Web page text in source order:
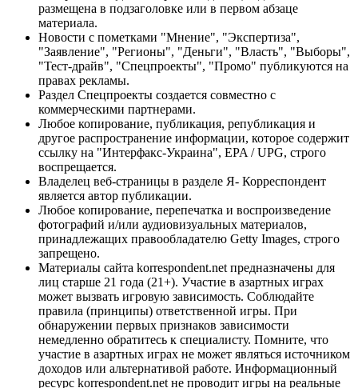
размещена в подзаголовке или в первом абзаце
материала.
Новости с пометками "Мнение", "Экспертиза",
"Заявление", "Регионы", "Деньги", "Власть", "Выборы",
"Тест-драйв", "Спецпроекты", "Промо" публикуются на
правах рекламы.
Раздел Спецпроекты создается совместно с
коммерческими партнерами.
Любое копирование, публикация, републикация и
другое распространение информации, которое содержит
ссылку на "Интерфакс-Украина", EPA / UPG, строго
воспрещается.
Владелец веб-страницы в разделе Я- Корреспондент
является автор публикации.
Любое копирование, перепечатка и воспроизведение
фотографий и/или аудиовизуальных материалов,
принадлежащих правообладателю Getty Images, строго
запрещено.
Материалы сайта korrespondent.net предназначены для
лиц старше 21 года (21+). Участие в азартных играх
может вызвать игровую зависимость. Соблюдайте
правила (принципы) ответственной игры. При
обнаружении первых признаков зависимости
немедленно обратитесь к специалисту. Помните, что
участие в азартных играх не может являться источником
доходов или альтернативой работе. Информационный
ресурс korrespondent.net не проводит игры на реальные